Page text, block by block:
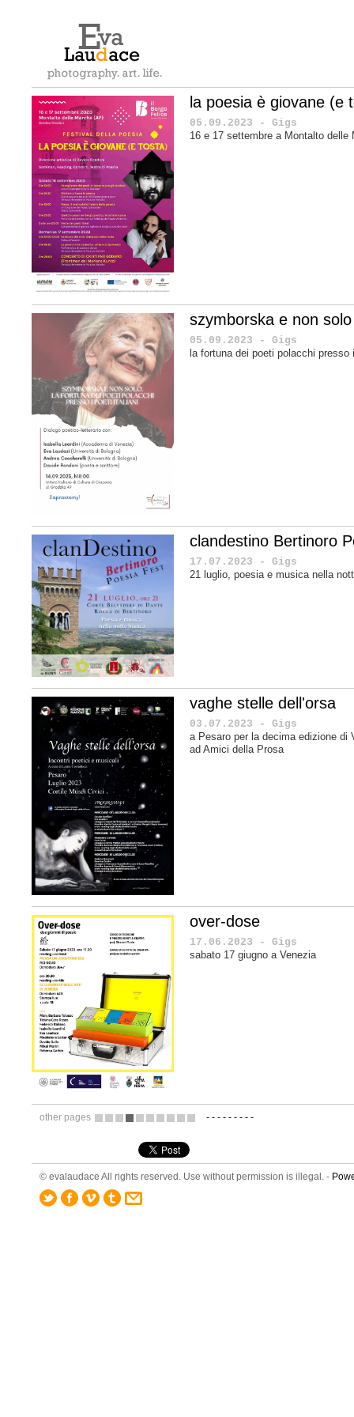
la poesia è giovane (e
05.09.2023 - Gigs
16 e 17 settembre a Montalto delle
szymborska e non solo
05.09.2023 - Gigs
la fortuna dei poeti polacchi presso
clandestino Bertinoro
17.07.2023 - Gigs
21 luglio, poesia e musica nella
vaghe stelle dell'orsa
03.07.2023 - Gigs
a Pesaro per la decima edizione di
ad Amici della Prosa
over-dose
17.06.2023 - Gigs
sabato 17 giugno a Venezia
other pages - - - - - - - - -
© evalaudace All rights reserved. Use without permission is illegal. -